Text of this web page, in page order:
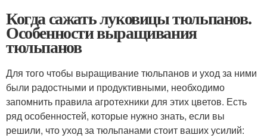
Когда сажать луковицы тюльпанов.
Особенности выращивания
тюльпанов
Для того чтобы выращивание тюльпанов и уход за ними
были радостными и продуктивными, необходимо
запомнить правила агротехники для этих цветов. Есть
ряд особенностей, которые нужно знать, если вы
решили, что уход за тюльпанами стоит ваших усилий: